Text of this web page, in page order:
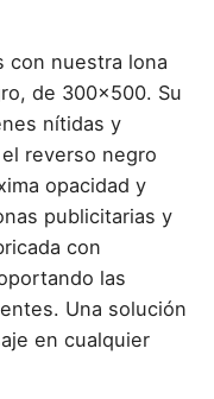
con nuestra lona
de 300×500. Su
nítidas y
reverso negro
opacidad y
publicitarias y
con
las
Una solución
en cualquier